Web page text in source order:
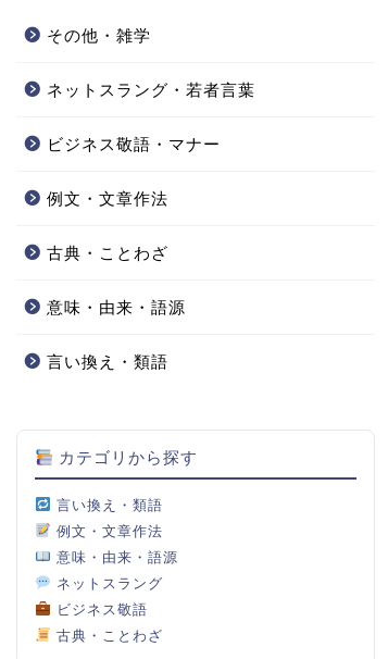
その他・雑学
ネットスラング・若者言葉
ビジネス敬語・マナー
例文・文章作法
古典・ことわざ
意味・由来・語源
言い換え・類語
カテゴリから探す
言い換え・類語
例文・文章作法
意味・由来・語源
ネットスラング
ビジネス敬語
古典・ことわざ